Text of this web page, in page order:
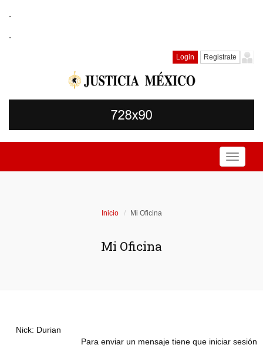
.
.
Login Registrate
Toggle
Inicio Mi Oficina
Mi Oficina
Nick: Durian
Para enviar un mensaje tiene que iniciar sesión